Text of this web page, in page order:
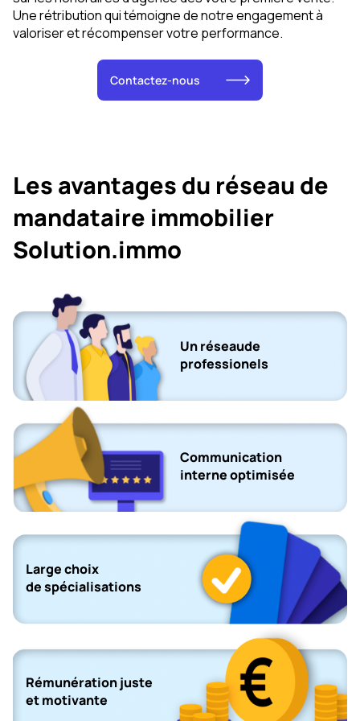
Une rétribution qui témoigne de notre engagement à
valoriser et récompenser votre performance.
Contactez-nous
Les avantages du réseau de
mandataire immobilier
Solution.immo
Un réseaude
professionels
Communication
interne optimisée
Large choix
de spécialisations
Rémunération juste
et motivante